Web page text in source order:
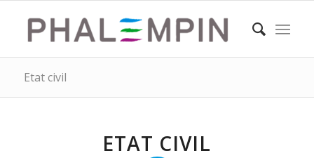
Etat civil
ETAT CIVIL